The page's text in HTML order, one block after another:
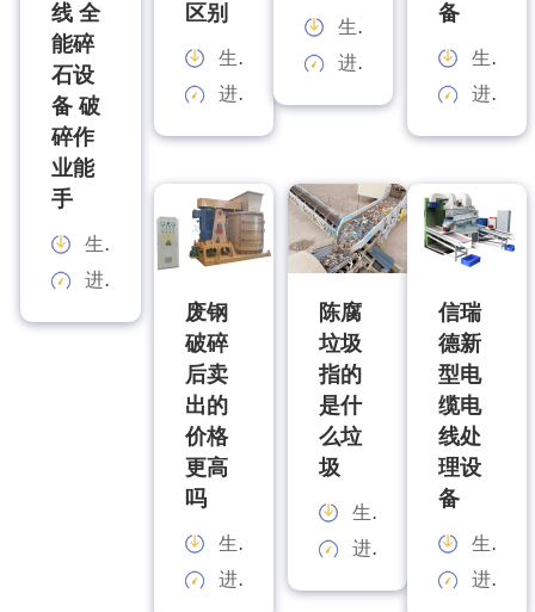
线 全
能碎
石设
备 破
碎作
业能
手
生产能力：
进料规格：
区别
生产能力：
进料规格：
生产能力：
进料规格：
备
生产能力：
进料规格：
废钢
破碎
后卖
出的
价格
更高
吗
生产能力：
进料规格：
陈腐
垃圾
指的
是什
么垃
圾
生产能力：
进料规格：
信瑞
德新
型电
缆电
线处
理设
备
生产能力：
进料规格：